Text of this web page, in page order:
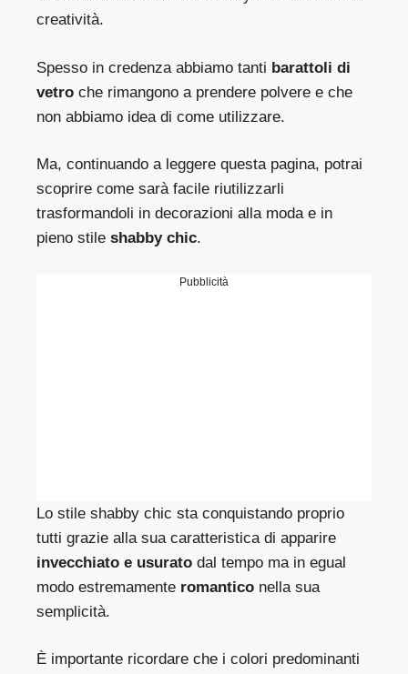
creatività.
Spesso in credenza abbiamo tanti barattoli di
vetro che rimangono a prendere polvere e che
non abbiamo idea di come utilizzare.
Ma, continuando a leggere questa pagina, potrai
scoprire come sarà facile riutilizzarli
trasformandoli in decorazioni alla moda e in
pieno stileshabby chic.
Pubblicità
Lo stile shabby chic sta conquistando proprio
tutti grazie alla sua caratteristica di apparire
invecchiato e usurato dal tempo ma in egual
modo estremamente romantico nella sua
semplicità.
È importante ricordare che i colori predominanti